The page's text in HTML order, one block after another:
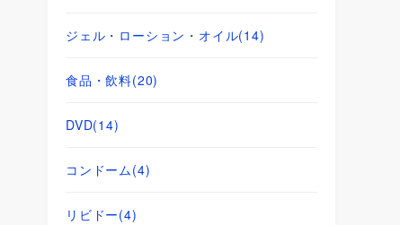
ジェル・ローション・オイル(14)
食品・飲料(20)
DVD(14)
コンドーム(4)
リビドー(4)